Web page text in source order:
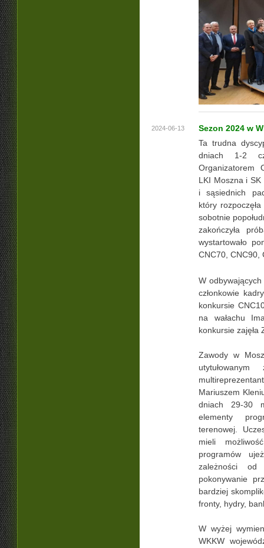
2024-06-13
Sezon 2024 w
Ta trudna
dniach 1-2
Organizatorem
LKI Moszna i
i sąsiednich
który
sobotnie
zakończyła
wystartowało
CNC70, CNC90,
W
członkowie
konkursie
na wałachu
konkursie zajęła
Zawody w
utytułowanym
Mariuszem
dniach 29-30
elementy
terenowej.
mieli
programów
zależności od
pokonywanie
bardziej
fronty, hydry,
W wyżej
WKKW